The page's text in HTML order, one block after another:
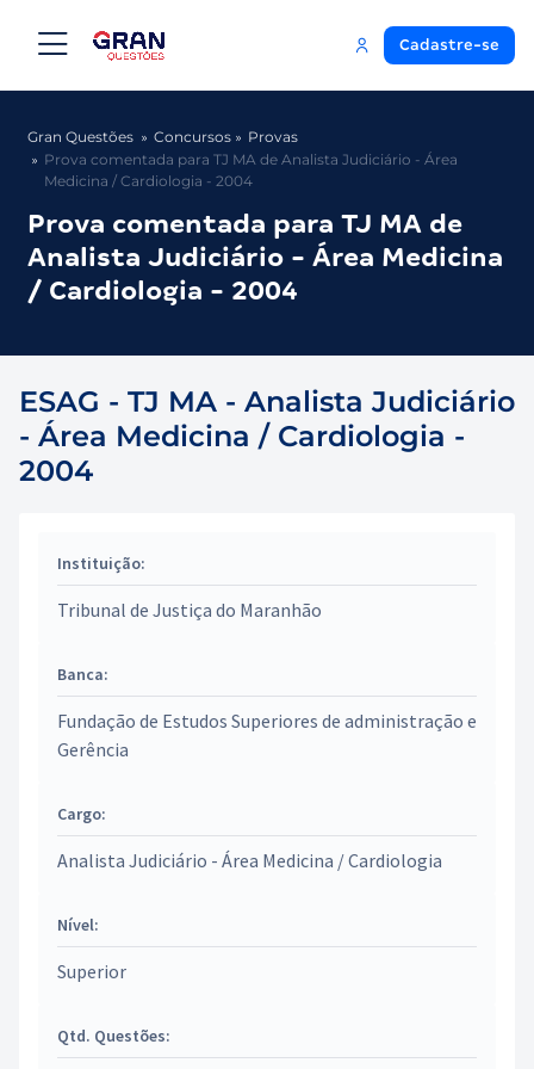
Cadastre-se
Gran Questões Concursos
Provas
Prova comentada para TJ MA de Analista Judiciário - Área
Medicina / Cardiologia - 2004
Prova comentada para TJ MA de
Analista Judiciário - Área Medicina
/ Cardiologia - 2004
ESAG - TJ MA - Analista Judiciário
- Área Medicina / Cardiologia -
2004
Instituição:
Tribunal de Justiça do Maranhão
Banca:
Fundação de Estudos Superiores de administração e
Gerência
Cargo:
Analista Judiciário - Área Medicina / Cardiologia
Nível:
Superior
Qtd. Questões: